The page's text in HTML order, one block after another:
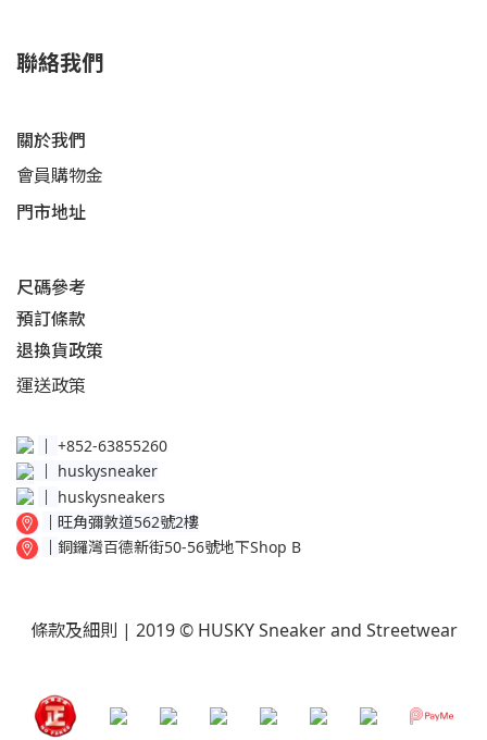
聯絡我們
關於我們
會員購物金
門市地址
尺碼參考
預訂條款
退換貨政策​
運送政策​
│ +852-63855260
huskysneaker
│ huskysneakers
│ 旺角彌敦道562號2樓
│ 銅鑼灣百德新街50-56號地下Shop B
條款及細則 | 2019 © HUSKY Sneaker and Streetwear